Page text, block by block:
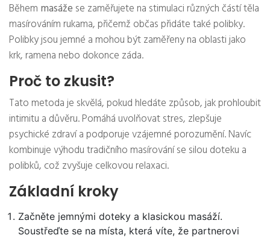
Během masáže se zaměřujete na stimulaci různých částí těla
masírováním rukama, přičemž občas přidáte také polibky.
Polibky jsou jemné a mohou být zaměřeny na oblasti jako
krk, ramena nebo dokonce záda.
Proč to zkusit?
Tato metoda je skvělá, pokud hledáte způsob, jak prohloubit
intimitu a důvěru. Pomáhá uvolňovat stres, zlepšuje
psychické zdraví a podporuje vzájemné porozumění. Navíc
kombinuje výhodu tradičního masírování se silou doteku a
polibků, což zvyšuje celkovou relaxaci.
Základní kroky
Začněte jemnými doteky a klasickou masáží.
Soustřeďte se na místa, která víte, že partnerovi